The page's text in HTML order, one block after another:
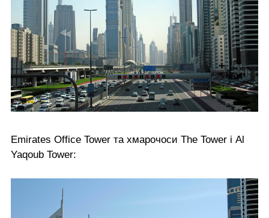
Emirates Office Tower та хмарочоси The Tower і Al
Yaqoub Tower: